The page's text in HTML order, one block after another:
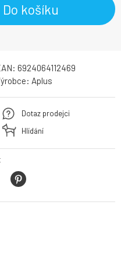
Do košíku
6924064112469
Aplus
Dotaz prodejci
Hlídání